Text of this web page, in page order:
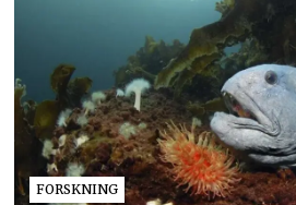
FORSKNING